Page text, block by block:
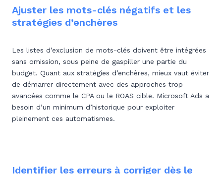
Ajuster les mots-clés négatifs et les
stratégies d’enchères
Les listes d’exclusion de mots-clés doivent être intégrées
sans omission, sous peine de gaspiller une partie du
budget. Quant aux stratégies d’enchères, mieux vaut éviter
de démarrer directement avec des approches trop
avancées comme le CPA ou le ROAS cible. Microsoft Ads a
besoin d’un minimum d’historique pour exploiter
pleinement ces automatismes.
Identifier les erreurs à corriger dès le